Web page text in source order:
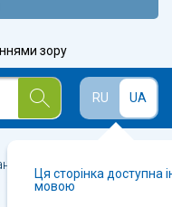
зору
RU UA
Ця сторінка доступна
мовою
травлення та ШКТ у